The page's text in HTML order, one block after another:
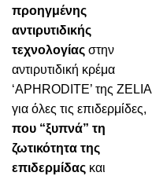
προηγμένης
αντιρυτιδικής
τεχνολογίας στην
αντιρυτιδική κρέμα
‘APHRODITE’ της ZELIA
για όλες τις επιδερμίδες,
που “ξυπνά” τη
ζωτικότητα της
επιδερμίδας και